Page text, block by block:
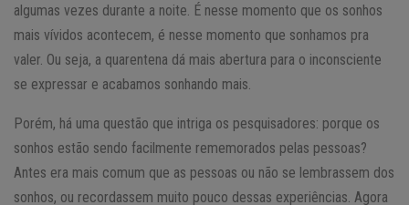
algumas vezes durante a noite. É nesse momento que os sonhos
mais vívidos acontecem, é nesse momento que sonhamos pra
valer. Ou seja, a quarentena dá mais abertura para o inconsciente
se expressar e acabamos sonhando mais.
Porém, há uma questão que intriga os pesquisadores: porque os
sonhos estão sendo facilmente rememorados pelas pessoas?
Antes era mais comum que as pessoas ou não se lembrassem dos
sonhos, ou recordassem muito pouco dessas experiências. Agora